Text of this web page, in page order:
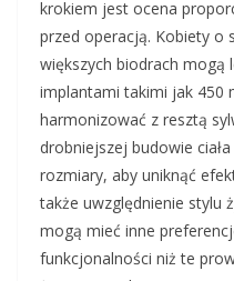
krokiem jest ocena
przed operacją. Kobiety o
większych biodrach mogą
implantami takimi jak 450
harmonizować z resztą
drobniejszej budowie
rozmiary, aby uniknąć
także uwzględnienie stylu
mogą mieć inne
funkcjonalności niż te